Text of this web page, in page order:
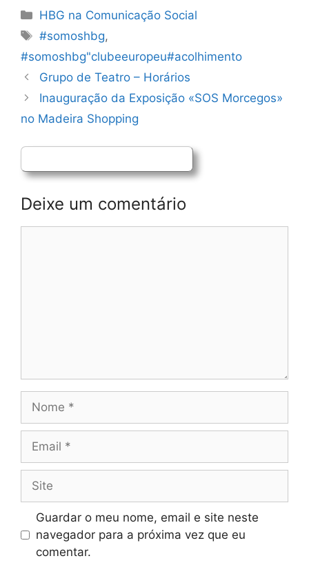
Categorias
HBG na Comunicação Social
Etiquetas
#somoshbg,
#somoshbg"clubeeuropeu#acolhimento
Navegação
de
Grupo de Teatro – Horários
Inauguração da Exposição «SOS Morcegos»
no Madeira Shopping
Deixe um comentário
Guardar o meu nome, email e site neste
navegador para a próxima vez que eu
comentar.